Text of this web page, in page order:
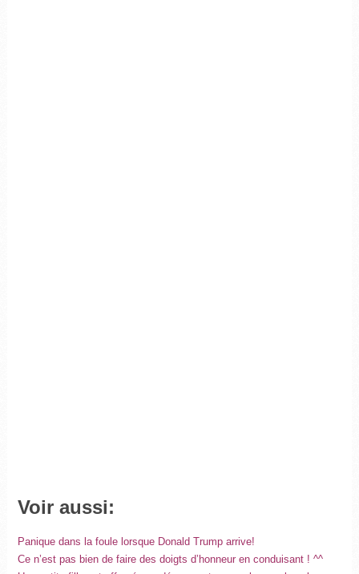
Voir aussi:
Panique dans la foule lorsque Donald Trump arrive!
Ce n’est pas bien de faire des doigts d’honneur en conduisant ! ^^